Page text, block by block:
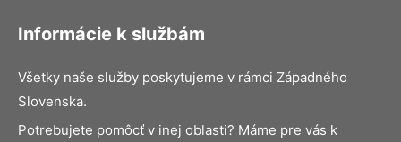
Informácie k službám
Všetky naše služby poskytujeme v rámci Západného
Slovenska.
Potrebujete pomôcť v inej oblasti? Máme pre vás k